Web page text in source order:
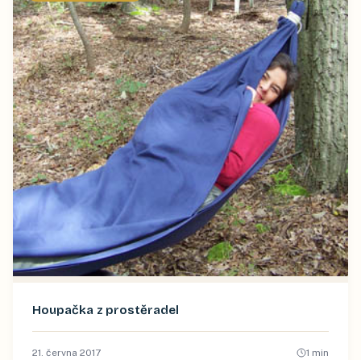
Houpačka z prostěradel
21. června 2017 1 min